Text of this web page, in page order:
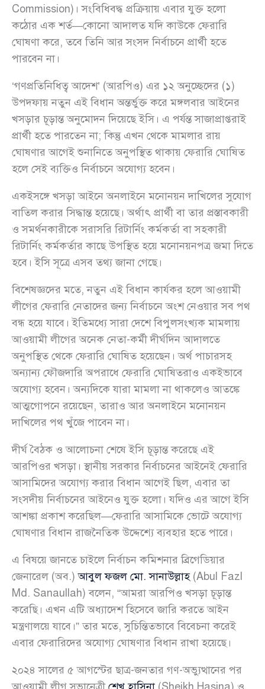
Commission)। সংবিধিবদ্ধ প্রক্রিয়ায় এবার যুক্ত হলো
কঠোর এক শর্ত—কোনো আদালত যদি কাউকে ফেরারি
ঘোষণা করে, তবে তিনি আর সংসদ নির্বাচনে প্রার্থী হতে
পারবেন না।
‘গণপ্রতিনিধিত্ব আদেশ’ (আরপিও) এর ১২ অনুচ্ছেদের (১)
উপদফায় নতুন এই বিধান অন্তর্ভুক্ত করে মঙ্গলবার আইনের
খসড়ার চূড়ান্ত অনুমোদন দিয়েছে ইসি। এ পর্যন্ত সাজাপ্রাপ্তরাই
প্রার্থী হতে পারতেন না; কিন্তু এখন থেকে মামলার রায়
ঘোষণার আগেই শুনানিতে অনুপস্থিত থাকায় ফেরারি ঘোষিত
হলে সেই ব্যক্তিও নির্বাচনে অযোগ্য হবেন।
একইসঙ্গে খসড়া আইনে অনলাইনে মনোনয়ন দাখিলের সুযোগ
বাতিল করার সিদ্ধান্ত হয়েছে। অর্থাৎ প্রার্থী বা তার প্রস্তাবকারী
ও সমর্থনকারীকে সরাসরি রিটার্নিং কর্মকর্তা বা সহকারী
রিটার্নিং কর্মকর্তার কাছে উপস্থিত হয়ে মনোনয়নপত্র জমা দিতে
হবে। ইসি সূত্রে এসব তথ্য জানা গেছে।
বিশেষজ্ঞদের মতে, নতুন এই বিধান কার্যকর হলে আওয়ামী
লীগের ফেরারি নেতাদের জন্য নির্বাচনে অংশ নেওয়ার সব পথ
বন্ধ হয়ে যাবে। ইতিমধ্যে সারা দেশে বিপুলসংখ্যক মামলায়
আওয়ামী লীগের অনেক নেতা-কর্মী দীর্ঘদিন আদালতে
অনুপস্থিত থেকে ফেরারি ঘোষিত হয়েছেন। অর্থ পাচারসহ
অন্যান্য ফৌজদারি অপরাধে ফেরারি ঘোষিতরাও একইভাবে
অযোগ্য হবেন। অন্যদিকে যারা মামলা না থাকলেও আতঙ্কে
আত্মগোপনে রয়েছেন, তারাও আর অনলাইনে মনোনয়ন
দাখিলের পথ খুঁজে পাবেন না।
দীর্ঘ বৈঠক ও আলোচনা শেষে ইসি চূড়ান্ত করেছে এই
আরপিওর খসড়া। স্থানীয় সরকার নির্বাচনের আইনেই ফেরারি
আসামিদের অযোগ্য করার বিধান আগেই ছিল, এবার তা
সংসদীয় নির্বাচনের আইনেও যুক্ত হলো। যদিও এর আগে ইসি
আশঙ্কা প্রকাশ করেছিল—ফেরারি আসামিকে ভোটে অযোগ্য
ঘোষণার বিধান রাজনৈতিক উদ্দেশ্যে ব্যবহার হতে পারে।
এ বিষয়ে জানতে চাইলে নির্বাচন কমিশনার ব্রিগেডিয়ার
জেনারেল (অব.)আবুল ফজল মো. সানাউল্লাহ(Abul Fazl
Md. Sanaullah) বলেন, “আমরা আরপিও খসড়া চূড়ান্ত
করেছি। এখন এটি অধ্যাদেশ হিসেবে জারি করতে আইন
মন্ত্রণালয়ে যাবে।” তার মতে, সুচিন্তিতভাবে বিবেচনা করেই
এবার ফেরারিদের অযোগ্য ঘোষণার বিধান রাখা হয়েছে।
২০২৪ সালের ৫ আগস্টের ছাত্র-জনতার গণ-অভ্যুত্থানের পর